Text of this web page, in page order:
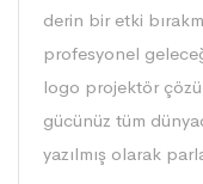
derin bir etki
profesyonel
logo projektör
gücünüz tüm
yazılmış olarak